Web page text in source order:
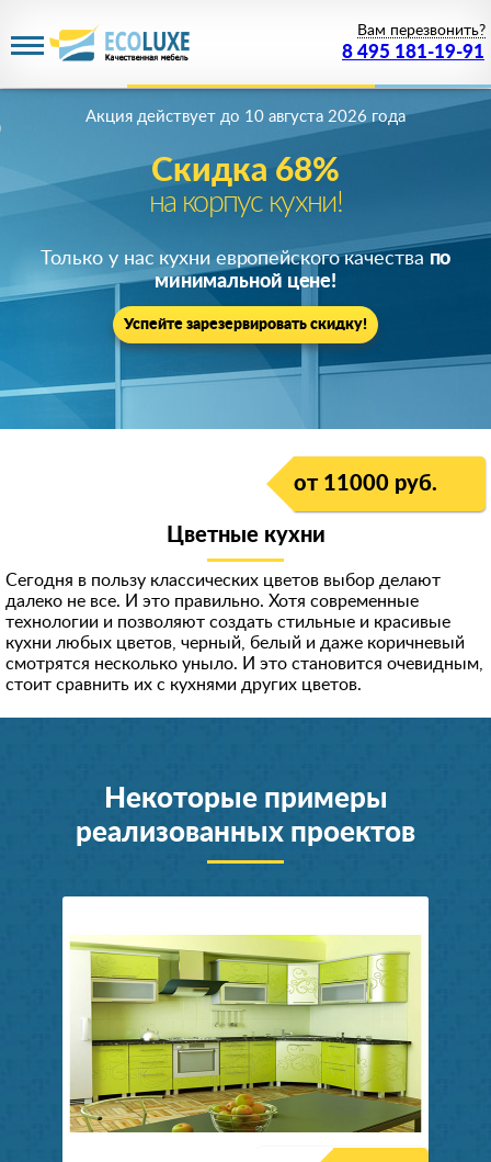
8 495 181-19-91
Вам перезвонить?
Скидка 68%
на корпус кухни!
Акция действует до 10 августа 2026 года
Только у нас кухни европейского качества по
минимальной цене!
Успейте зарезервировать скидку!
от 11000 руб.
Цветные кухни
Сегодня в пользу классических цветов выбор делают
далеко не все. И это правильно. Хотя современные
технологии и позволяют создать стильные и красивые
кухни любых цветов, черный, белый и даже коричневый
смотрятся несколько уныло. И это становится очевидным,
стоит сравнить их с кухнями других цветов.
Некоторые примеры
реализованных проектов